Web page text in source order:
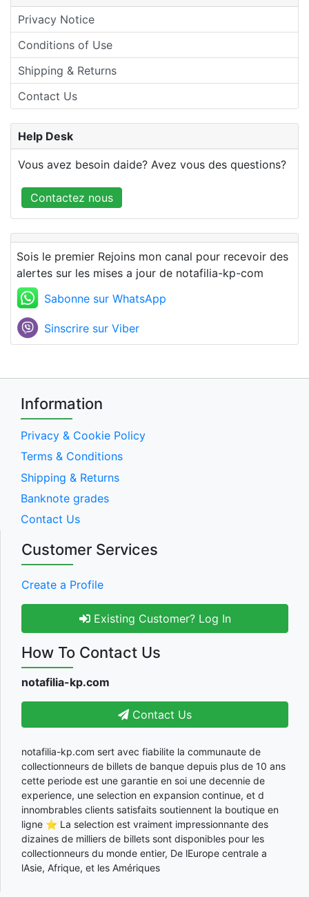
Privacy Notice
Conditions of Use
Shipping & Returns
Contact Us
Help Desk
Vous avez besoin daide? Avez vous des questions?
Contactez nous
Sois le premier Rejoins mon canal pour recevoir des
alertes sur les mises a jour de notafilia-kp-com
Sabonne sur WhatsApp
Sinscrire sur Viber
Information
Privacy & Cookie Policy
Terms & Conditions
Shipping & Returns
Banknote grades
Contact Us
Customer Services
Create a Profile
Existing Customer? Log In
How To Contact Us
notafilia-kp.com
Contact Us
notafilia-kp.com sert avec fiabilite la communaute de
collectionneurs de billets de banque depuis plus de 10 ans
cette periode est une garantie en soi une decennie de
experience, une selection en expansion continue, et d
innombrables clients satisfaits soutiennent la boutique en
ligne ⭐ La selection est vraiment impressionnante des
dizaines de milliers de billets sont disponibles pour les
collectionneurs du monde entier, De lEurope centrale a
lAsie, Afrique, et les Amériques